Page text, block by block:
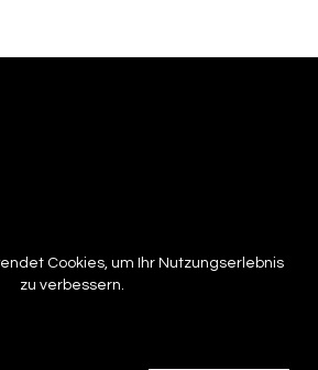
Cookies, um Ihr Nutzungserlebnis
zu verbessern.